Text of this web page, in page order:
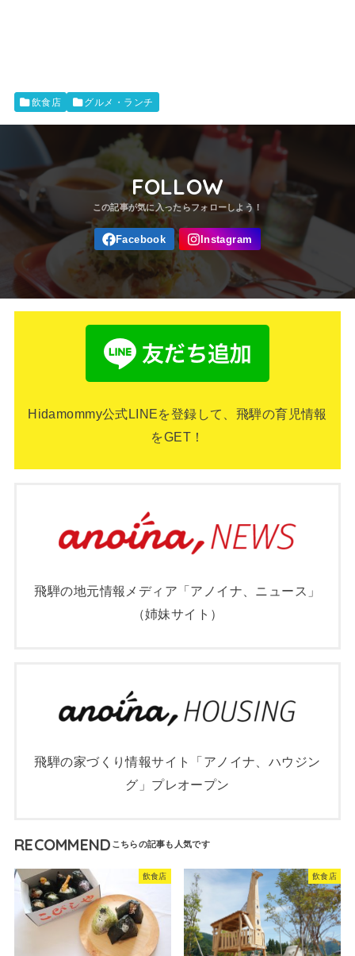
飲食店 グルメ・ランチ
FOLLOW
Hidamommy公式LINEを登録して、飛騨の育児情報
をGET！
飛騨の地元情報メディア「アノイナ、ニュース」
（姉妹サイト）
飛騨の家づくり情報サイト「アノイナ、ハウジン
グ」プレオープン
RECOMMEND
飲食店 飲食店